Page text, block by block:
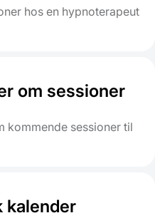
hos en hypnoterapeut
om sessioner
kommende sessioner til
kalender